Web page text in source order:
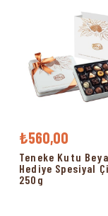
₺560,00
Teneke Kutu
Hediye Spesiyal
250g